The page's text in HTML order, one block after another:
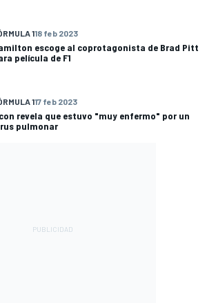
118 feb 2023
escoge al coprotagonista de Brad Pitt
película de F1
117 feb 2023
revela que estuvo "muy enfermo" por un
pulmonar